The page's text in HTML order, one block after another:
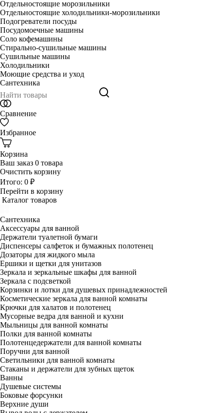
Отдельностоящие морозильники
Отдельностоящие холодильники-морозильники
Подогреватели посуды
Посудомоечные машины
Соло кофемашины
Стирально-сушильные машины
Сушильные машины
Холодильники
Моющие средства и уход
Сантехника
Сравнение
Избранное
Корзина
Ваш заказ 0 товара
Очистить корзину
Итого: 0 ₽
Перейти в корзину
Каталог товаров
Сантехника
Аксессуары для ванной
Держатели туалетной бумаги
Диспенсеры салфеток и бумажных полотенец
Дозаторы для жидкого мыла
Ершики и щетки для унитазов
Зеркала и зеркальные шкафы для ванной
Зеркала с подсветкой
Корзинки и лотки для душевых принадлежностей
Косметические зеркала для ванной комнаты
Крючки для халатов и полотенец
Мусорные ведра для ванной и кухни
Мыльницы для ванной комнаты
Полки для ванной комнаты
Полотенцедержатели для ванной комнаты
Поручни для ванной
Светильники для ванной комнаты
Стаканы и держатели для зубных щеток
Ванны
Душевые системы
Боковые форсунки
Верхние души